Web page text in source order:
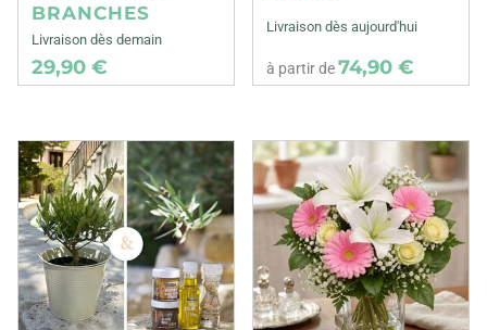
BRANCHES
Livraison dès demain
29,90 €
Livraison dès aujourd'hui
à partir de74,90 €